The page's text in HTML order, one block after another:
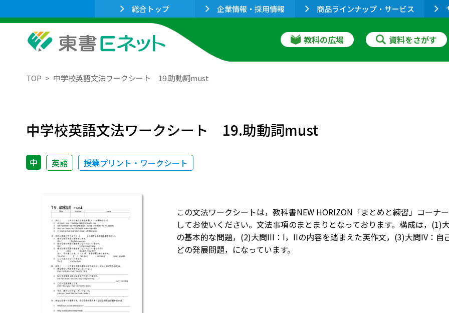
総合トップ 企業情報・採用情報 商品ラインナップ・サービス
教科の広場 資料をさがす
TOP 中学校英語文法ワークシート 19.助動詞must
中学校英語文法ワークシート 19.助動詞must
中 英語 授業プリント・ワークシート
この文法ワークシートは，教科書NEW HORIZON「まとめと練習」コーナ
してお使いください。文法事項のまとまりとなっております。構成は，
の基本的な問題，(2)大問III：I，IIの内容を踏まえた英作文，(3)大問IV：
どの発展問題，になっています。